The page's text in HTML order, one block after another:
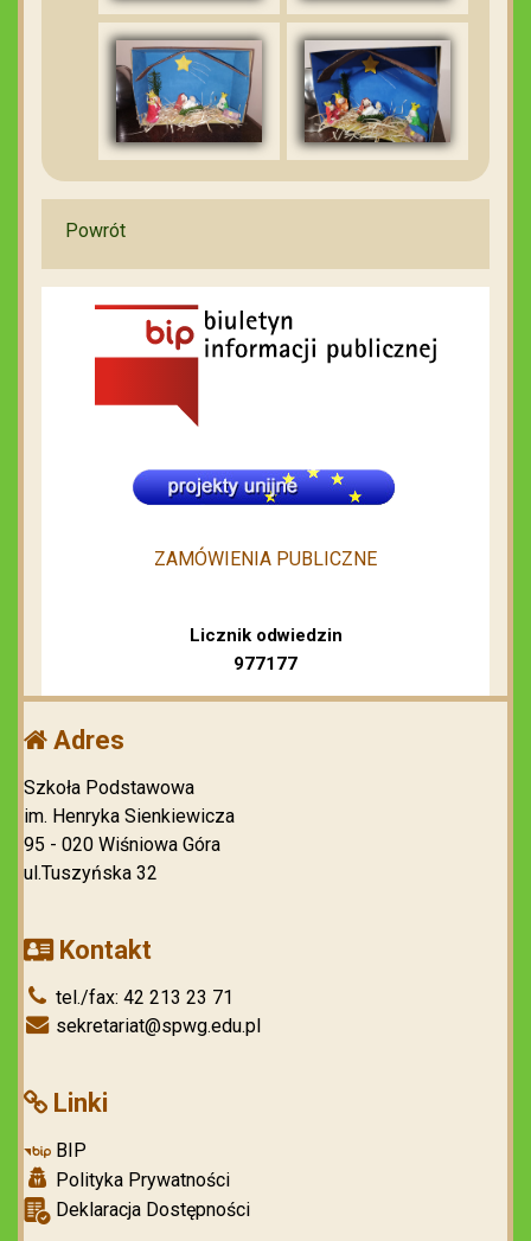
Powrót
ZAMÓWIENIA PUBLICZNE
Licznik odwiedzin
977177
Adres
Szkoła Podstawowa
im. Henryka Sienkiewicza
95 - 020 Wiśniowa Góra
ul.Tuszyńska 32
Kontakt
tel./fax: 42 213 23 71
sekretariat@spwg.edu.pl
Linki
BIP
Polityka Prywatności
Deklaracja Dostępności